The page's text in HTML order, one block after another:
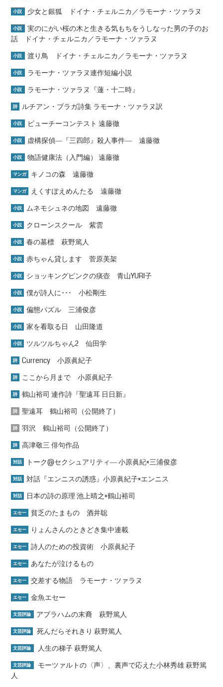
小説 少女と銀狐 ドイナ・チェルニカ／ラモーナ・ツァラヌ
小説
実のにがい桜の木と生きる気もちをうしなった男の子のお
話 ドイナ・チェルニカ／ラモーナ・ツァラヌ
小説 渡り鳥 ドイナ・チェルニカ／ラモーナ・ツァラヌ
小説 ラモーナ・ツァラヌ連作短編小説
小説 ラモーナ・ツァラヌ『蓮・十二時』
詩 ルチアン・ブラガ詩集 ラモーナ・ツァラヌ訳
小説 ビューチーコンテスト 遠藤徹
小説 虚構探偵―『三四郎』殺人事件― 遠藤徹
小説 物語健康法（入門編） 遠藤徹
マンガ キノコの森 遠藤徹
マンガ えくすぽえめんたる 遠藤徹
小説 ムネモシュネの地図 遠藤徹
小説 クローンスクール 紫雲
小説 春の墓標 萩野篤人
小説 赤ちゃん貸します 菅原美架
小説 ショッキングピンクの痰壺 青山YURI子
小説 僕が詩人に･･･ 小松剛生
小説 偏態パズル 三浦俊彦
小説 家を看取る日 山田隆道
小説 ツルツルちゃん2 仙田学
詩 Currency 小原眞紀子
詩 ここから月まで 小原眞紀子
詩 鶴山裕司 連作詩『聖遠耳 日日新』
詩 聖遠耳 鶴山裕司（公開終了）
詩 羽沢 鶴山裕司（公開終了）
詩 高津敬三 俳句作品
対話 トーク@セクシュアリティ― 小原眞紀×三浦俊彦
対話 対話『エンニスの誘惑』小原眞紀子×エンニス
対話 日本の詩の原理 池上晴之×鶴山裕司
エセー 貧乏のたまもの 酒井聡
エセー りょんさんのときどき集中連載
エセー 詩人のための投資術 小原眞紀子
エセー あなたが泣けるもの
エセー 交差する物語 ラモーナ・ツァラヌ
エセー 金魚エセー
文芸評論 アブラハムの末裔 萩野篤人
文芸評論 死んだらそれきり 萩野篤人
文芸評論 人生の梯子 萩野篤人
文芸評論
モーツァルトの〈声〉、裏声で応えた小林秀雄 萩野篤
人